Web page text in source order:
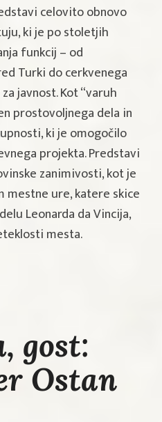
celovito obnovo
ki je po stoletjih
funkcij – od
Turki do cerkvenega
javnost. Kot “varuh
prostovoljnega dela in
ki je omogočilo
projekta. Predstavi
zanimivosti, kot je
mestne ure, katere skice
Leonarda da Vincija,
mesta.
gost:
Ostan